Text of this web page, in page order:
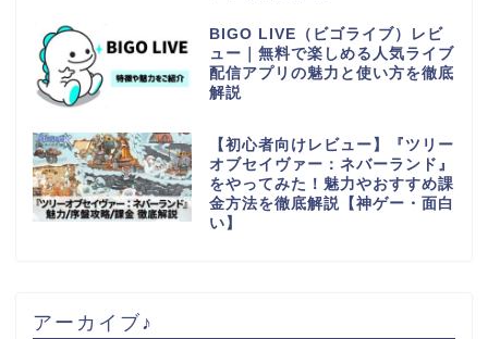
BIGO LIVE（ビゴライブ）レビ
ュー｜無料で楽しめる人気ライブ
配信アプリの魅力と使い方を徹底
解説
【初心者向けレビュー】『ツリー
オブセイヴァー：ネバーランド』
をやってみた！魅力やおすすめ課
金方法を徹底解説【神ゲー・面白
い】
アーカイブ♪